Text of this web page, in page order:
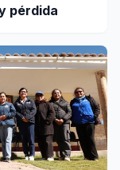
pérdida